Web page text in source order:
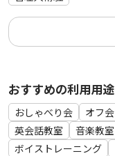
おすすめの利用用途
おしゃべり会 オフ会
英会話教室
音楽教室
ボイストレーニング